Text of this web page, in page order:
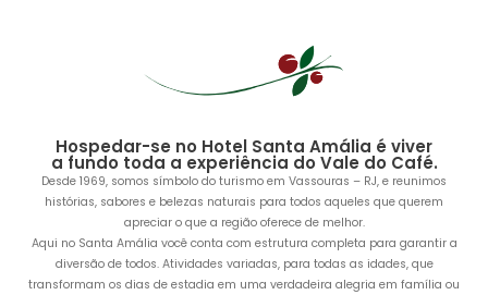
Hospedar-se no Hotel Santa Amália é viver
a fundo toda a experiência do Vale do Café.
Desde 1969, somos símbolo do turismo em Vassouras – RJ, e reunimos
histórias, sabores e belezas naturais para todos aqueles que querem
apreciar o que a região oferece de melhor.
Aqui no Santa Amália você conta com estrutura completa para garantir a
diversão de todos. Atividades variadas, para todas as idades, que
transformam os dias de estadia em uma verdadeira alegria em família ou